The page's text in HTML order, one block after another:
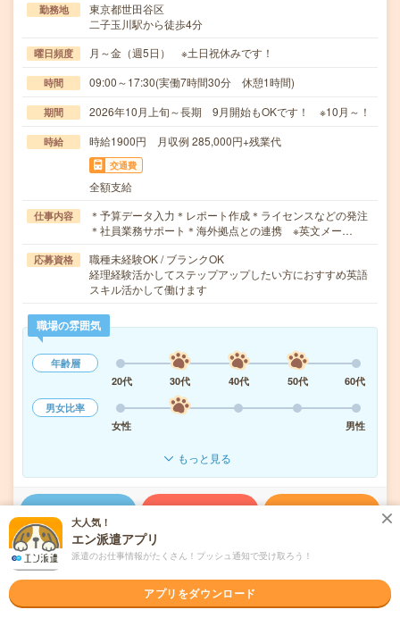
勤務地
東京都世田谷区
二子玉川駅から徒歩4分
曜日頻度 月～金（週5日） ※土日祝休みです！
時間 09:00～17:30(実働7時間30分 休憩1時間)
期間 2026年10月上旬～長期 9月開始もOKです！ ※10月～！
時給 時給1900円 月収例 285,000円+残業代
交通費
全額支給
仕事内容
＊予算データ入力＊レポート作成＊ライセンスなどの発注
＊社員業務サポート＊海外拠点との連携 ※英文メー…
応募資格
職種未経験OK / ブランクOK
経理経験活かしてステップアップしたい方におすすめ英語
スキル活かして働けます
職場の雰囲気
年齢層
20代
30代 40代 50代
60代
男女比率
女性
男性
もっと見る
気になる! 応募へ進む 詳しく見る
派遣会社 パーソルテンプスタッフ株式会社
大人気！
エン派遣アプリ
派遣のお仕事情報がたくさん！プッシュ通知で受け取ろう！
アプリをダウンロード